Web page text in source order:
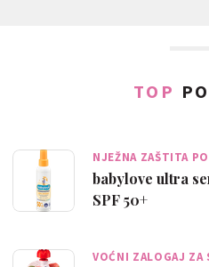
TOP
NJEŽNA ZAŠTITA
babylove ultra
SPF 50+
VOĆNI ZALOGAJ